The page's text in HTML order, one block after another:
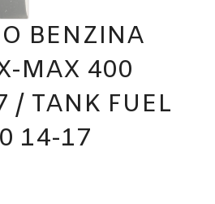
BENZINA
MAX 400
/ TANK FUEL
14-17